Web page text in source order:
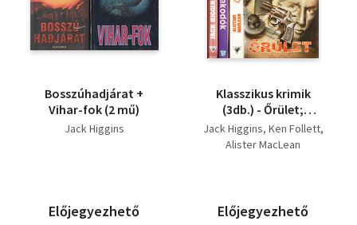
Bosszúhadjárat +
Vihar-fok (2 mű)
Jack Higgins
Előjegyezhető
Klasszikus krimik
(3db.) - Őrület;
Lopakodók; Gyónás
Jack Higgins Ken Follett
Alister MacLean
Előjegyezhető